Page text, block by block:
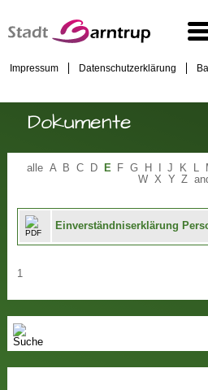
Impressum Datenschutzerklärung
Dokumente
alle A B C D E F G H J K L
W X Y Z
Einverständniserklärung
1